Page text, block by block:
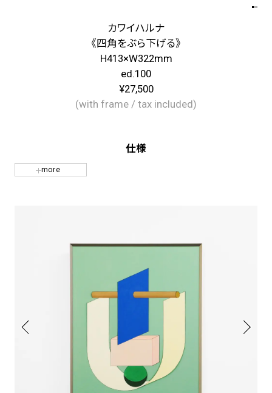
カワイハルナ
《四角をぶら下げる》
H413×W322mm
ed.100
¥27,500
(with frame / tax included)
仕様
more